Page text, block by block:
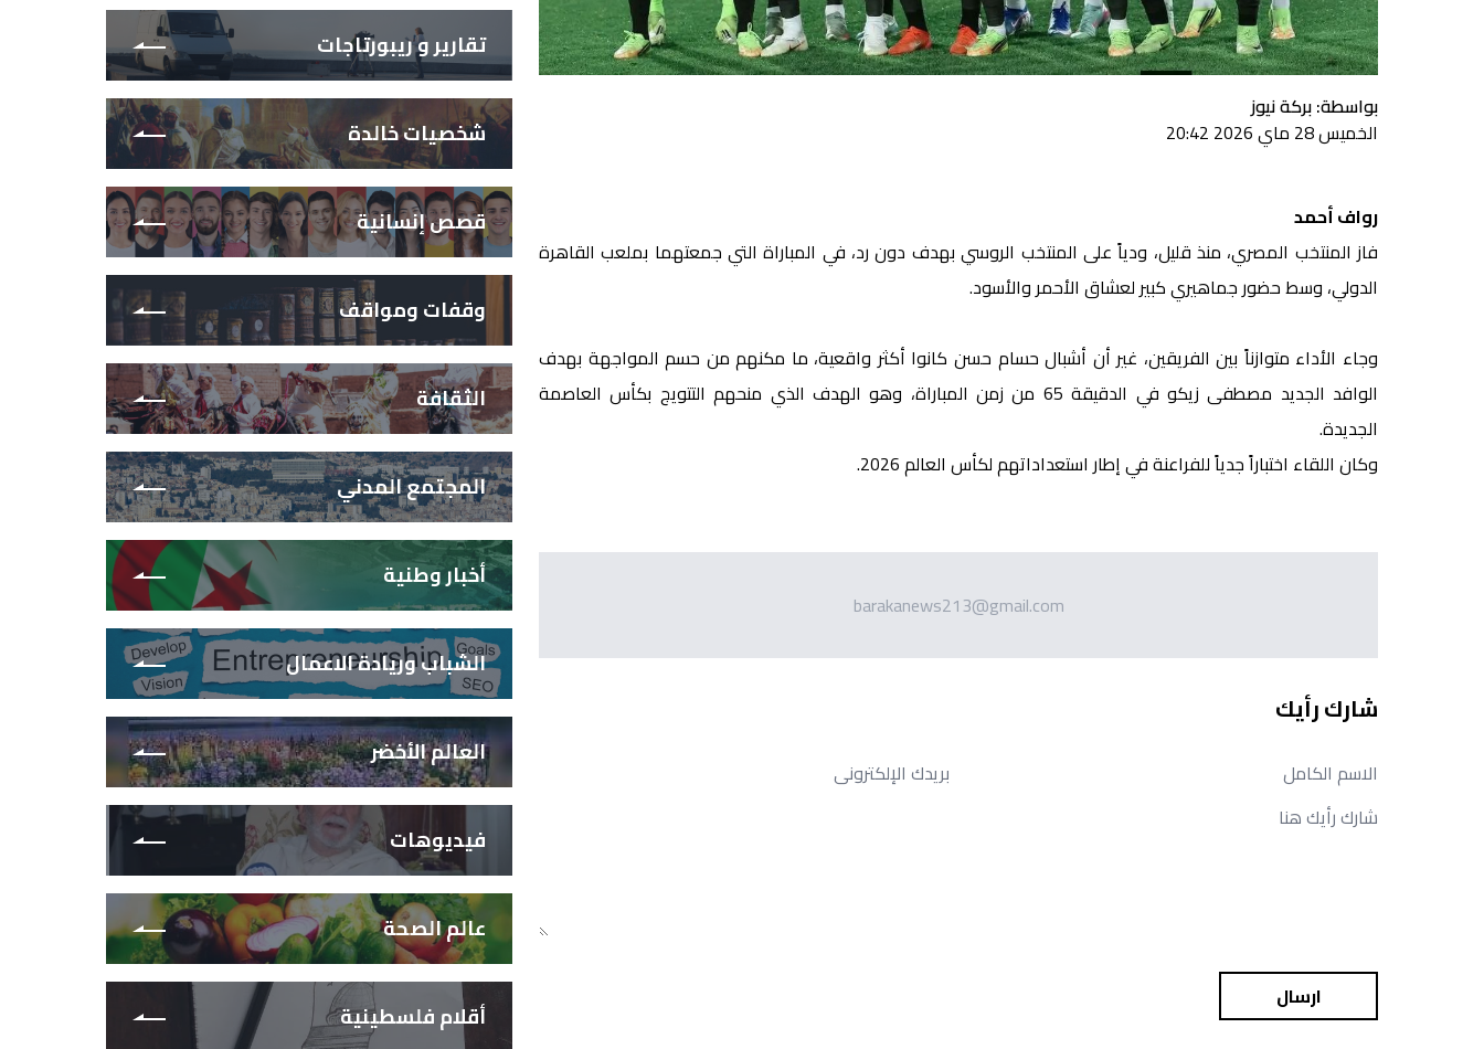
بواسطة: بركة نيوز
الخميس 28 ماي 2026 20:42
رواف أحمد
فاز المنتخب المصري، منذ قليل، ودياً على المنتخب الروسي بهدف دون رد، في المباراة التي جمعتهما بملعب القاهرة
الدولي، وسط حضور جماهيري كبير لعشاق الأحمر والأسود.
وجاء الأداء متوازناً بين الفريقين، غير أن أشبال حسام حسن كانوا أكثر واقعية، ما مكنهم من حسم المواجهة بهدف
الوافد الجديد مصطفى زيكو في الدقيقة 65 من زمن المباراة، وهو الهدف الذي منحهم التتويج بكأس العاصمة
الجديدة.
وكان اللقاء اختباراً جدياً للفراعنة في إطار استعداداتهم لكأس العالم 2026.
barakanews213@gmail.com
شارك رأيك
ارسال
تقارير و ريبورتاجات
شخصيات خالدة
قصص إنسانية
وقفات ومواقف
الثقافة
المجتمع المدني
أخبار وطنية
الشباب وريادة الاعمال
العالم الأخضر
فيديوهات
عالم الصحة
أقلام فلسطينية